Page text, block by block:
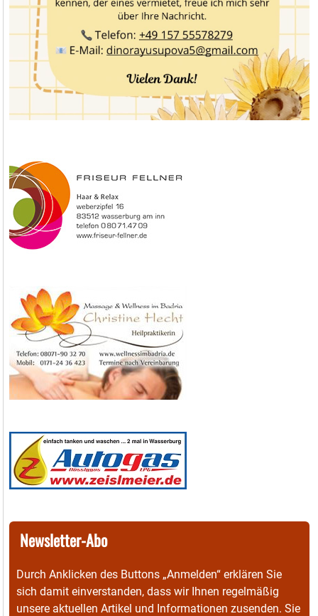
Newsletter-Abo
Durch Anklicken des Buttons „Anmelden“ erklären Sie
sich damit einverstanden, dass wir Ihnen regelmäßig
unsere aktuellen Artikel und Informationen zusenden. Sie